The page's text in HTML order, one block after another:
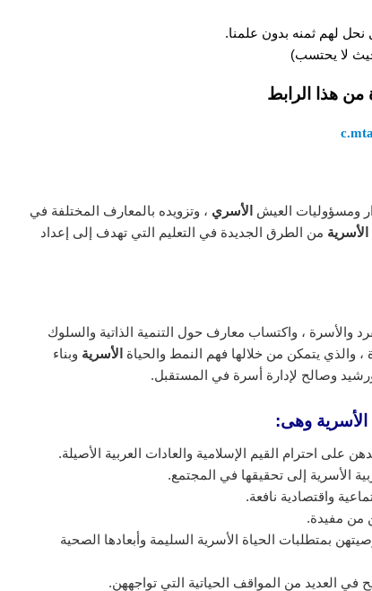
نحل لهم ثمنه بدون علمنا.
لا يحتسب)
من هذا الرابط
ومسؤوليات العيش الأسري ، وتزويده بالمعارف المختلفة في
الأسرية من الطرق الجديدة في التعليم التي تهدف إلى إعداد
والأسرة ، واكتساب معارف حول التنمية الذاتية والسلوك
والذي يتمكن من خلالها فهم النمط والحياة الأسرية وبناء
وصالح لإدارة أسرة في المستقبل.
الأسرية وهى:
على احترام القيم الإسلامية والعادات العربية الأصيلة.
الأسرية إلى تحقيقها في المجتمع.
واقتصادية نافعة.
من مفيدة.
بمتطلبات الحياة الأسرية السليمة وأبعادها الصحية
العديد من المواقف الحياتية التي تواجههن.